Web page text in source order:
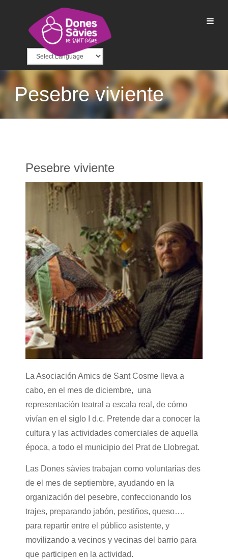
Pesebre viviente
Pesebre viviente
La Asociación Amics de Sant Cosme lleva a
cabo, en el mes de diciembre, una
representación teatral a escala real, de cómo
vivían en el siglo I d.c. Pretende dar a conocer la
cultura y las actividades comerciales de aquella
época, a todo el municipio del Prat de Llobregat.
Las Dones sàvies trabajan como voluntarias des
de el mes de septiembre, ayudando en la
organización del pesebre, confeccionando los
trajes, preparando jabón, pestiños, queso…,
para repartir entre el público asistente, y
movilizando a vecinos y vecinas del barrio para
que participen en la actividad.